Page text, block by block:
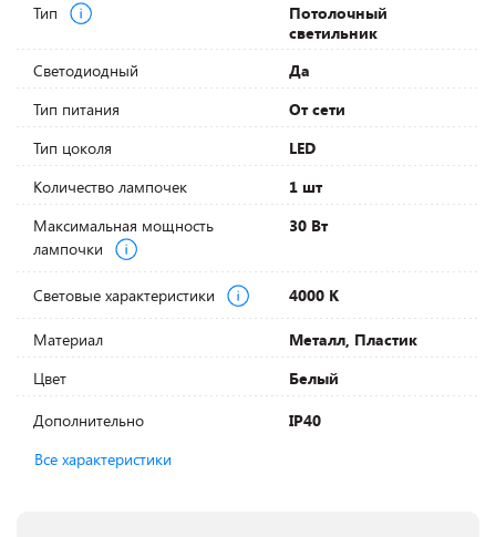
Тип
Потолочный
светильник
Светодиодный
Да
Тип питания
От сети
Тип цоколя
LED
Количество лампочек
1 шт
Максимальная мощность
лампочки
30 Вт
Световые характеристики 4000 К
Материал
Металл, Пластик
Цвет
Белый
Дополнительно
IP40
Все характеристики